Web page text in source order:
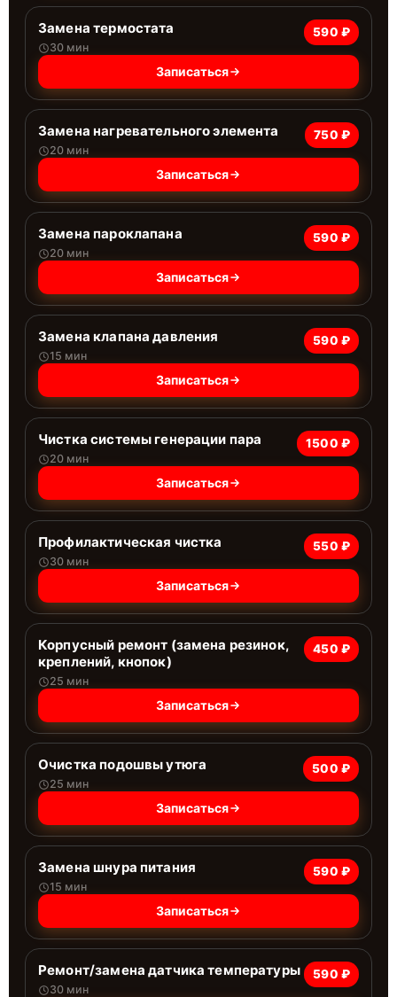
Замена термостата
30 мин
590 ₽
Записаться
Замена нагревательного элемента
20 мин
750 ₽
Записаться
Замена пароклапана
20 мин
590 ₽
Записаться
Замена клапана давления
15 мин
590 ₽
Записаться
Чистка системы генерации пара
20 мин
1500 ₽
Записаться
Профилактическая чистка
30 мин
550 ₽
Записаться
Корпусный ремонт (замена резинок,
креплений, кнопок)
25 мин
450 ₽
Записаться
Очистка подошвы утюга
25 мин
500 ₽
Записаться
Замена шнура питания
15 мин
590 ₽
Записаться
Ремонт/замена датчика температуры
30 мин
590 ₽